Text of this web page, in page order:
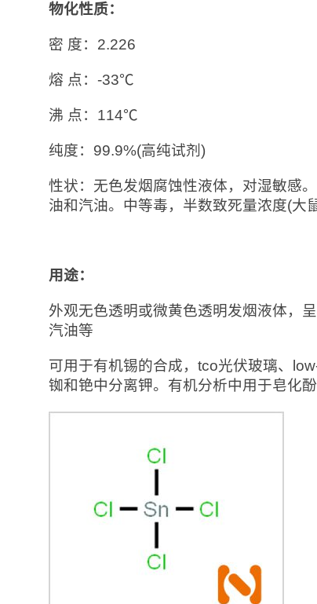
物化性质：
密 度：2.226
熔 点：-33℃
沸 点：114℃
纯度：99.9%(高纯试剂)
性状：无色发烟腐蚀性液体，对湿敏感
油和汽油。中等毒，半数致死量浓度(大
用途：
外观无色透明或微黄色透明发烟液体，
汽油等
可用于有机锡的合成，tco光伏玻璃、
铷和铯中分离钾。有机分析中用于皂化